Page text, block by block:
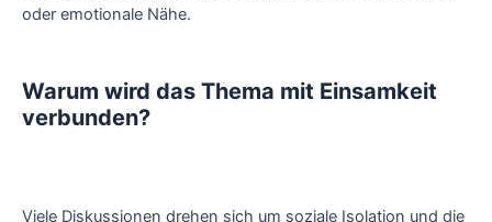
oder emotionale Nähe.
Warum wird das Thema mit Einsamkeit
verbunden?
Viele Diskussionen drehen sich um soziale Isolation und die